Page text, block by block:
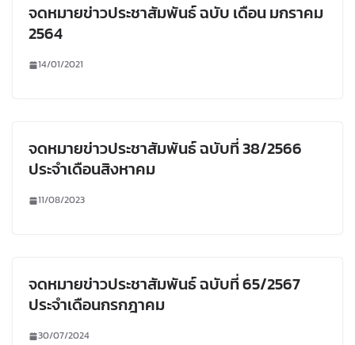
จดหมายข่าวประชาสัมพันธ์ ฉบับ เดือน มกราคม
2564
14/01/2021
จดหมายข่าวประชาสัมพันธ์ ฉบับที่ 38/2566
ประจำเดือนสิงหาคม
11/08/2023
จดหมายข่าวประชาสัมพันธ์ ฉบับที่ 65/2567
ประจำเดือนกรกฎาคม
30/07/2024